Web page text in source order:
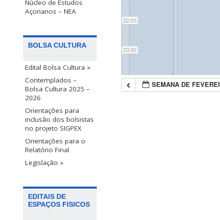
Núcleo de Estudos
Açorianos – NEA
BOLSA CULTURA
Edital Bolsa Cultura »
Contemplados –
Bolsa Cultura 2025 –
2026
Orientações para
inclusão dos bolsistas
no projeto SIGPEX
Orientações para o
Relatório Final
Legislação »
EDITAIS DE
ESPAÇOS FISICOS
22:00
23:00
◢◢
SEMANA DE